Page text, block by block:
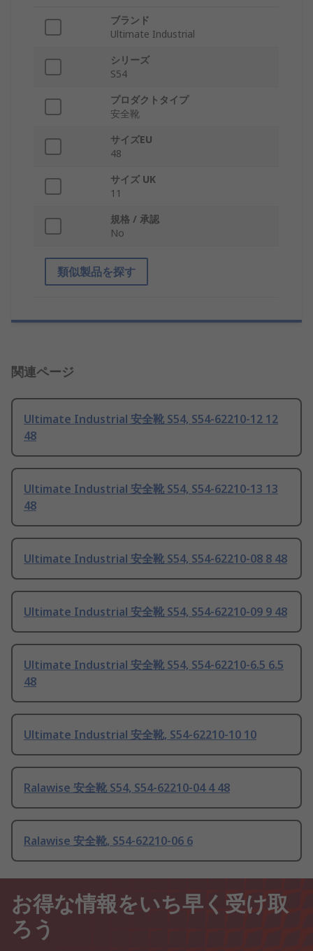
ブランド
Ultimate Industrial
シリーズ
S54
プロダクトタイプ
安全靴
サイズEU
48
サイズ UK
11
規格 / 承認
No
類似製品を探す
関連ページ
Ultimate Industrial 安全靴 S54, S54-62210-12 12
48
Ultimate Industrial 安全靴 S54, S54-62210-13 13
48
Ultimate Industrial 安全靴 S54, S54-62210-08 8 48
Ultimate Industrial 安全靴 S54, S54-62210-09 9 48
Ultimate Industrial 安全靴 S54, S54-62210-6.5 6.5
48
Ultimate Industrial 安全靴, S54-62210-10 10
Ralawise 安全靴 S54, S54-62210-04 4 48
Ralawise 安全靴, S54-62210-06 6
お得な情報をいち早く受け取
ろう